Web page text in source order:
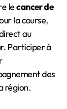
lecancer de
la course,
au
. Participer à
des
région.